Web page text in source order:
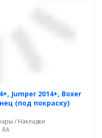
Jumper 2014+, Boxer
(под покраску)
/ Накладки
RA